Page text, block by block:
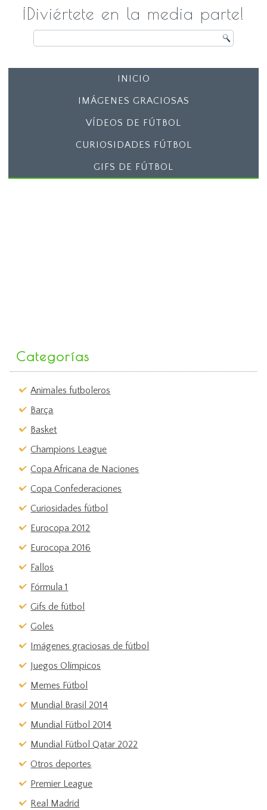
¡Diviértete en la media parte!
INICIO
IMÁGENES GRACIOSAS
VÍDEOS DE FÚTBOL
CURIOSIDADES FÚTBOL
GIFS DE FÚTBOL
Categorías
Animales futboleros
Barça
Basket
Champions League
Copa Africana de Naciones
Copa Confederaciones
Curiosidades fútbol
Eurocopa 2012
Eurocopa 2016
Fallos
Fórmula 1
Gifs de fútbol
Goles
Imágenes graciosas de fútbol
Juegos Olímpicos
Memes Fútbol
Mundial Brasil 2014
Mundial Fútbol 2014
Mundial Fútbol Qatar 2022
Otros deportes
Premier League
Real Madrid